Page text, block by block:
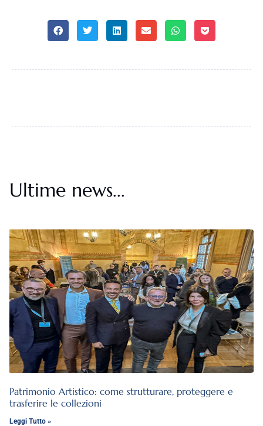
Ultime news...
Patrimonio Artistico: come strutturare, proteggere e
trasferire le collezioni
Leggi Tutto »